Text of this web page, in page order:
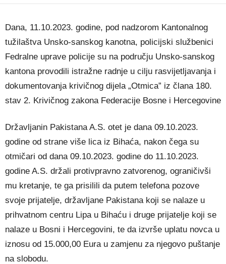
Dana, 11.10.2023. godine, pod nadzorom Kantonalnog
tužilaštva Unsko-sanskog kanotna, policijski službenici
Fedralne uprave policije su na području Unsko-sanskog
kantona provodili istražne radnje u cilju rasvijetljavanja i
dokumentovanja krivičnog dijela „Otmica” iz člana 180.
stav 2. Krivičnog zakona Federacije Bosne i Hercegovine
Državljanin Pakistana A.S. otet je dana 09.10.2023.
godine od strane više lica iz Bihaća, nakon čega su
otmičari od dana 09.10.2023. godine do 11.10.2023.
godine A.S. držali protivpravno zatvorenog, ograničivši
mu kretanje, te ga prisilili da putem telefona pozove
svoje prijatelje, državljane Pakistana koji se nalaze u
prihvatnom centru Lipa u Bihaću i druge prijatelje koji se
nalaze u Bosni i Hercegovini, te da izvrše uplatu novca u
iznosu od 15.000,00 Eura u zamjenu za njegovo puštanje
na slobodu.